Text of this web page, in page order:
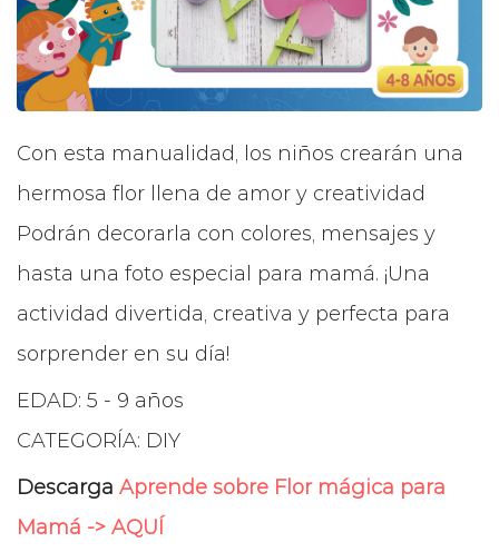
Con esta manualidad, los niños crearán una
hermosa flor llena de amor y creatividad
Podrán decorarla con colores, mensajes y
hasta una foto especial para mamá. ¡Una
actividad divertida, creativa y perfecta para
sorprender en su día!
EDAD: 5 - 9 años
CATEGORÍA: DIY
Descarga Aprende sobre Flor mágica para
Mamá -> AQUÍ